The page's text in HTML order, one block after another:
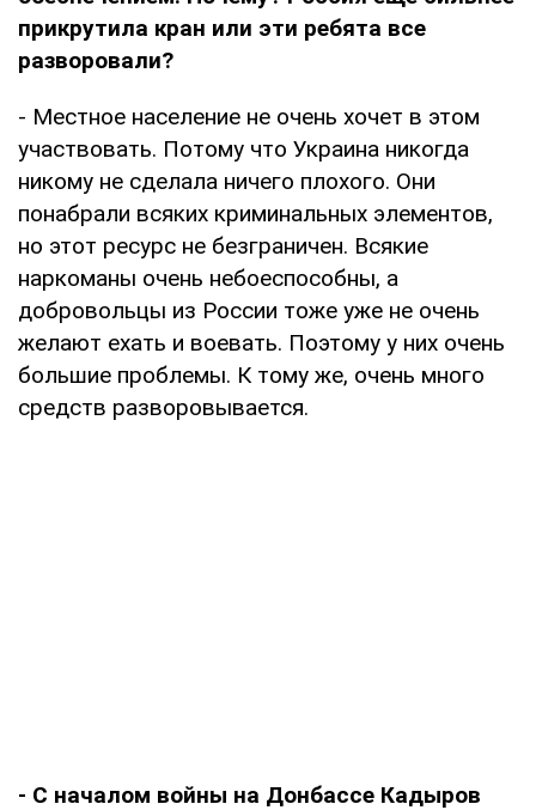
прикрутила кран или эти ребята все
разворовали?
- Местное население не очень хочет в этом
участвовать. Потому что Украина никогда
никому не сделала ничего плохого. Они
понабрали всяких криминальных элементов,
но этот ресурс не безграничен. Всякие
наркоманы очень небоеспособны, а
добровольцы из России тоже уже не очень
желают ехать и воевать. Поэтому у них очень
большие проблемы. К тому же, очень много
средств разворовывается.
- С началом войны на Донбассе Кадыров